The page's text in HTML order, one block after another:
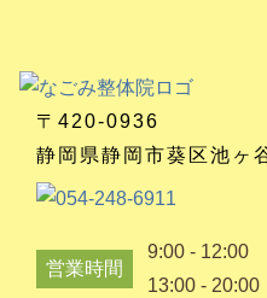
〒420-0936
静岡県静岡市葵区池ヶ
営業時間
9:00 - 12:00
13:00 - 20:00